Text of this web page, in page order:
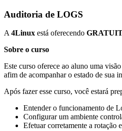
Auditoria de LOGS
A 4Linux está oferecendo
Sobre o curso
Este curso oferece ao aluno uma
afim de acompanhar o estado de sua
Após fazer esse curso, você estará
Entender o funcionamento de
Configurar um ambiente
Efetuar corretamente a rotação